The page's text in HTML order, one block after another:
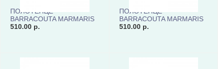
ПОЛОТЕНЦЕ
BARRACOUTA MARMARIS
MAR70140-02 КОД8551
510.00 р.
ПОЛОТЕНЦЕ
BARRACOUTA MARMARIS
MAR70140-03 КОД8551
510.00 р.